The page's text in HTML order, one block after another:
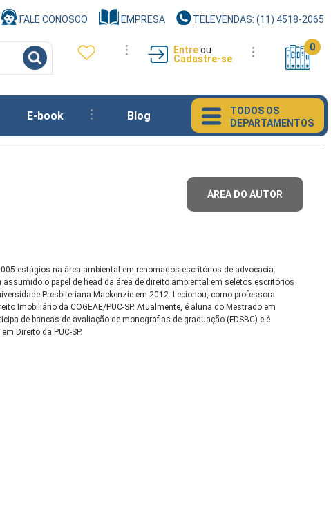
FALE CONOSCO EMPRESA TELEVENDAS: (11) 4518-2065
Entreou
Cadastre-se
0
E-book Blog
TODOS OS
DEPARTAMENTOS
ÁREA DO AUTOR
estágios na área ambiental em renomados escritórios de advocacia.
assumido o papel de head da área de direito ambiental em seletos escritórios
Presbiteriana Mackenzie em 2012. Lecionou, como professora
Imobiliário da COGEAE/PUC-SP. Atualmente, é aluna do Mestrado em
de bancas de avaliação de monografias de graduação (FDSBC) e é
Direito da PUC-SP.